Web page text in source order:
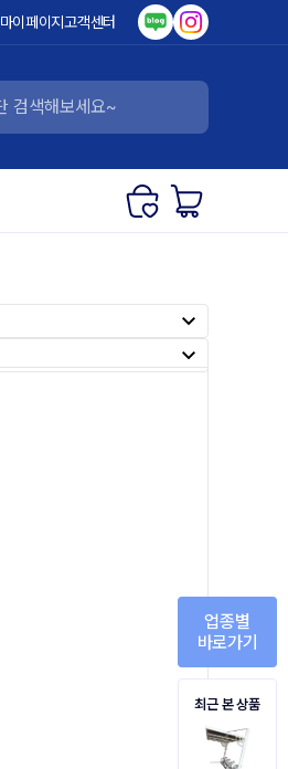
마이페이지고객센터
업종별
바로가기
최근 본 상품